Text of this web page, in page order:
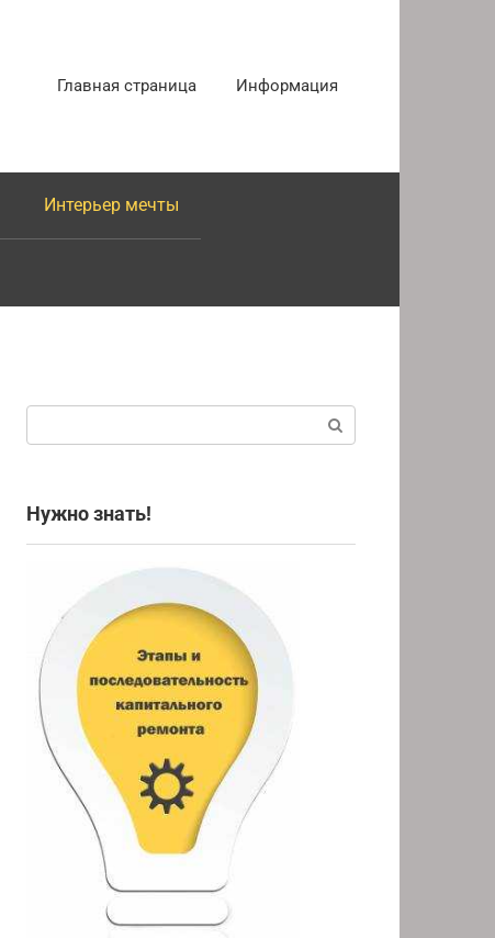
Главная страница Информация
Интерьер мечты
Нужно знать!